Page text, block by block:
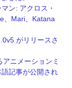
ン: アクロス・
、Mari、Katana
がリリースさ
ニメーションミ
記事が公開され